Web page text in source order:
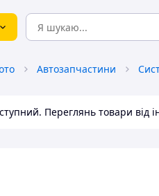
Автозапчастини
Переглянь товари від